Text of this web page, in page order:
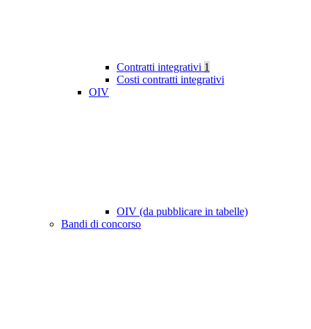
Contratti integrativi 1
Costi contratti integrativi
OIV
OIV (da pubblicare in tabelle)
Bandi di concorso